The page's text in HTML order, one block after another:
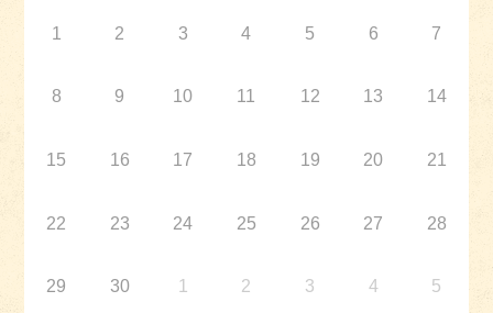
1 2 3 4 5 6 7
8 9 10 11 12 13 14
15 16 17 18 19 20 21
22 23 24 25 26 27 28
29 30 1 2 3 4 5